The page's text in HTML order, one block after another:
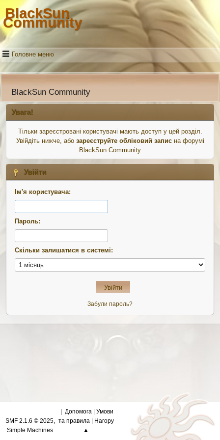
BlackSun
Community
Головне меню
BlackSun Community
Увага!
Тільки зареєстровані користувачі мають доступ у цей розділ.
Увійдіть нижче, або зареєструйте обліковий записна форумі
BlackSun Community
Увійти
Ім'я користувача:
Пароль:
Скільки залишатися в системі:
Забули пароль?
Допомога |Умови
та правила|
Нагору
▲
SMF 2.1.6 © 2025,
Simple Machines